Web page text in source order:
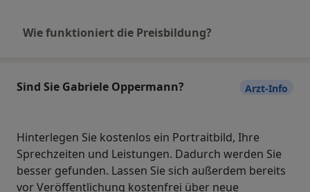
Besonders geeignet ist der Einsatz der Ohr-
Akupunktur bei verhärteten Zuständen und geringer
Wie funktioniert die Preisbildung?
Sind Sie Gabriele Oppermann? Arzt-Info
Hinterlegen Sie kostenlos ein Portraitbild, Ihre
Sprechzeiten und Leistungen. Dadurch werden Sie
besser gefunden. Lassen Sie sich außerdem bereits
vor Veröffentlichung kostenfrei über neue